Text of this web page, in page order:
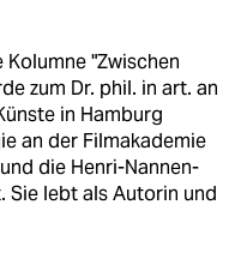
"Zwischen
zum Dr. phil. in art. an
in Hamburg
an der Filmakademie
die Henri-Nannen-
lebt als Autorin und